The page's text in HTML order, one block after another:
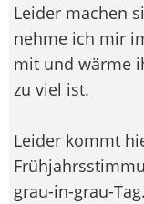
Leider machen
nehme ich mir
mit und wärme
zu viel ist.
Leider kommt
grau-in-grau-